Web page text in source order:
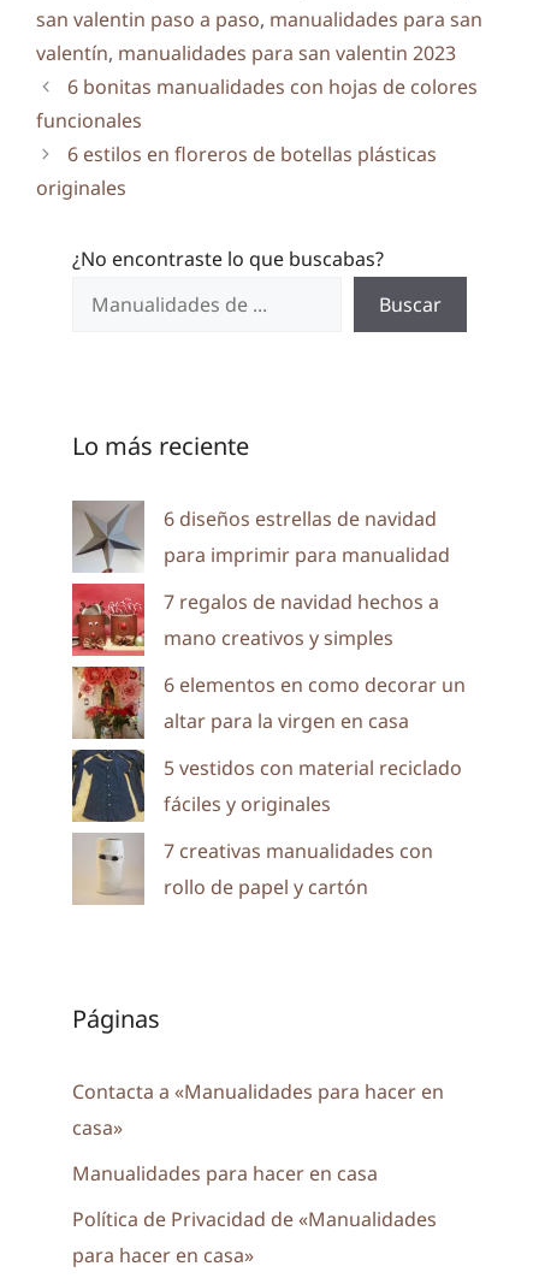
san valentin paso a paso, manualidades para san
valentín, manualidades para san valentin 2023
6 bonitas manualidades con hojas de colores
funcionales
6 estilos en floreros de botellas plásticas
originales
¿No encontraste lo que buscabas?
Buscar
Lo más reciente
6 diseños estrellas de navidad
para imprimir para manualidad
7 regalos de navidad hechos a
mano creativos y simples
6 elementos en como decorar un
altar para la virgen en casa
5 vestidos con material reciclado
fáciles y originales
7 creativas manualidades con
rollo de papel y cartón
Páginas
Contacta a «Manualidades para hacer en
casa»
Manualidades para hacer en casa
Política de Privacidad de «Manualidades
para hacer en casa»